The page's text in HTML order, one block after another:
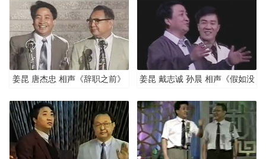
姜昆 唐杰忠 相声《辞职之前》
姜昆 戴志诚 孙晨 相声《假如没